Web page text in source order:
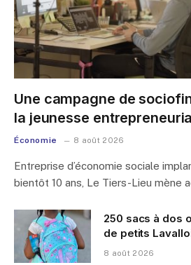
Une campagne de
la jeunesse
Économie 8 août 2026
Entreprise d’économie sociale
bientôt 10 ans, Le Tiers-Lieu mène
250 sacs à dos
de petits
8 août 2026